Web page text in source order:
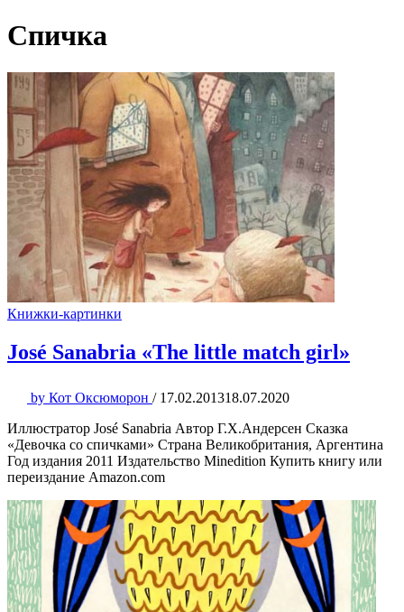
Спичка
Книжки-картинки
José Sanabria «The little match girl»
by Кот Оксюморон / 17.02.201318.07.2020
Иллюстратор José Sanabria Автор Г.Х.Андерсен Сказка
«Девочка со спичками» Страна Великобритания, Аргентина
Год издания 2011 Издательство Minedition Купить книгу или
переиздание Amazon.com